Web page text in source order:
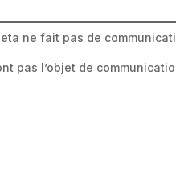
ne fait pas de
pas l’objet de